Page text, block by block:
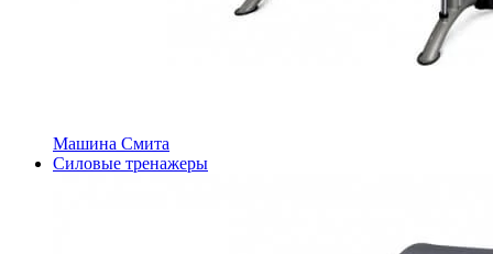
Машина Смита
Силовые тренажеры